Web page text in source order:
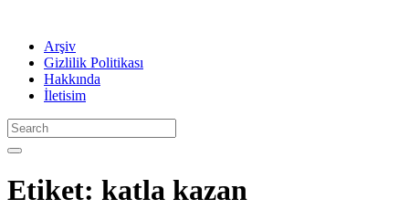
Arşiv
Gizlilik Politikası
Hakkında
İletisim
Etiket: katla kazan